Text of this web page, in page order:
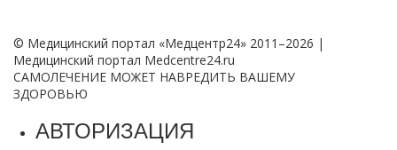
© Медицинский портал «Медцентр24» 2011–2026 |
Медицинский портал Medcentre24.ru
САМОЛЕЧЕНИЕ МОЖЕТ НАВРЕДИТЬ ВАШЕМУ
ЗДОРОВЬЮ
АВТОРИЗАЦИЯ